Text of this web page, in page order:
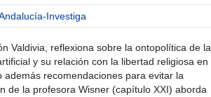
Investiga
Valdivia, reflexiona sobre la ontopolítica de la
y su relación con la libertad religiosa en
además recomendaciones para evitar la
de la profesora Wisner (capítulo XXI) aborda